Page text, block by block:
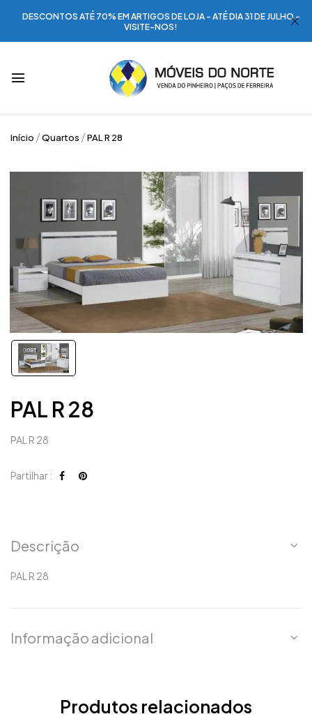
DESCONTOS ATÉ 70% EM ARTIGOS DE LOJA - ATÉ DIA 31 DE JULHO -
VISITE-NOS!
Início Quartos PAL R 28
PAL R 28
PAL R 28
Partilhar :
Descrição
PAL R 28
Informação adicional
Produtos relacionados